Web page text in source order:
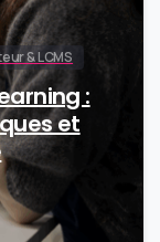
& LCMS
:
et